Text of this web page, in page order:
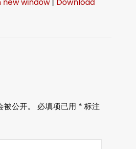
公开。 必填项已用 * 标注